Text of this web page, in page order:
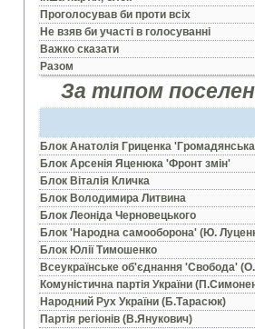
Проголосував би проти всiх
Не взяв би участi в голосуваннi
Важко сказати
Разом
За типом
Блок Анатолiя Гриценка
Блок Арсенiя Яценюка 'Фронт змiн'
Блок Вiталiя Кличка
Блок Володимира Литвина
Блок Леонiда Черновецького
Блок 'Народна самооборона' (Ю.
Блок Юлiї Тимошенко
Всеукраїнське об'єднання 'Свобода'
Комунiстична партiя України
Народний Рух України (Б.Тарасюк)
Партiя регiонiв (В.Янукович)